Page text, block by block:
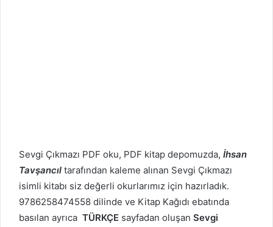
Sevgi Çıkmazı PDF oku, PDF kitap depomuzda, İhsan
Tavşancıl tarafından kaleme alınan Sevgi Çıkmazı
isimli kitabı siz değerli okurlarımız için hazırladık.
9786258474558 dilinde ve Kitap Kağıdı ebatında
basılan ayrıca TÜRKÇE sayfadan oluşan Sevgi